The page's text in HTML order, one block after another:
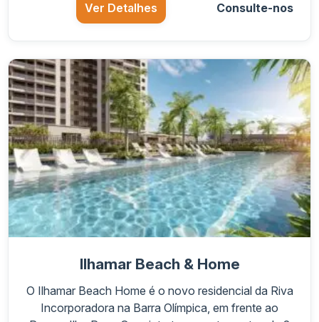
Ver Detalhes Consulte-nos
Ilhamar Beach & Home
O Ilhamar Beach Home é o novo residencial da Riva
Incorporadora na Barra Olímpica, em frente ao